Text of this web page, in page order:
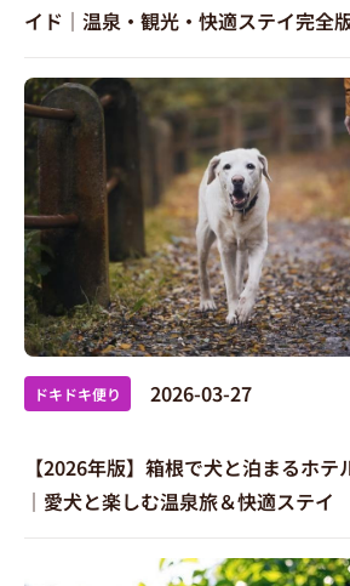
イド｜温泉・観光・快適ステイ完全
ドキドキ便り 2026-03-27
【2026年版】箱根で犬と泊まるホテ
｜愛犬と楽しむ温泉旅＆快適ステイ